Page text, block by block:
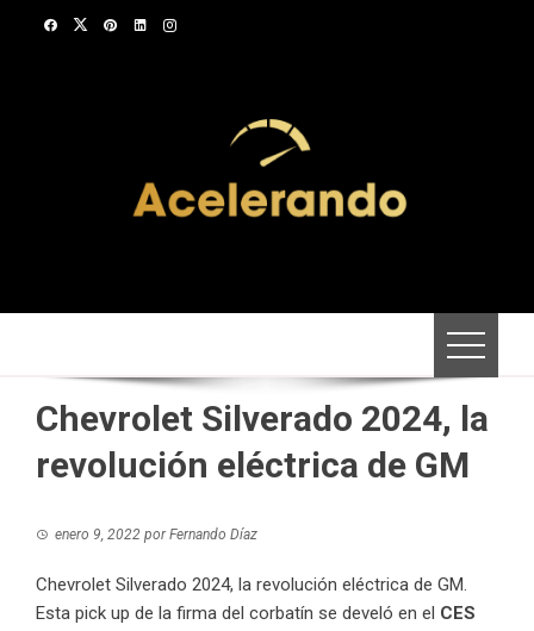
Chevrolet Silverado 2024, la
revolución eléctrica de GM
enero 9, 2022 porFernando Díaz
Chevrolet Silverado 2024, la revolución eléctrica de GM.
Esta pick up de la firma del corbatín se develó en el CES